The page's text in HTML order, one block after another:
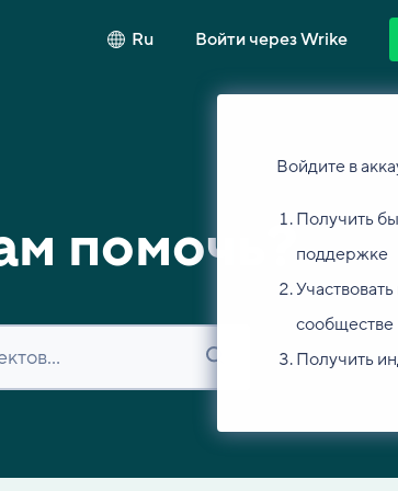
Ru Войти через Wrike
Войдите в
Получить
поддержке
сообществе
Получить
помочь?